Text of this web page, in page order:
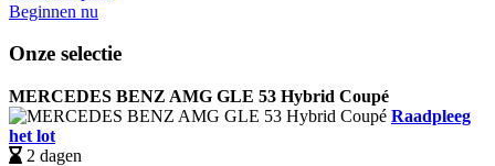
Beginnen nu
Onze selectie
MERCEDES BENZ AMG GLE 53 Hybrid Coupé
Raadpleeg
het lot
2 dagen